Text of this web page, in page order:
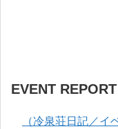
EVENT REPORT
（冷泉荘日記／